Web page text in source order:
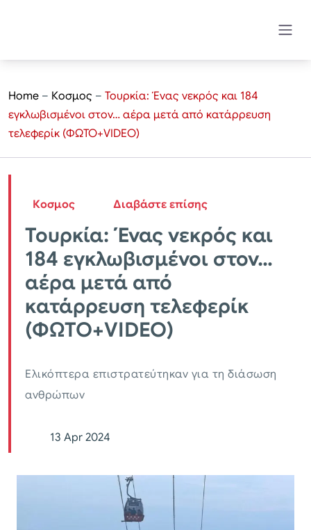
Home – Κοσμος – Τουρκία: Ένας νεκρός και 184
εγκλωβισμένοι στον… αέρα μετά από κατάρρευση
τελεφερίκ (ΦΩΤΟ+VIDEO)
Κοσμος Διαβάστε επίσης
Τουρκία: Ένας νεκρός και
184 εγκλωβισμένοι στον…
αέρα μετά από
κατάρρευση τελεφερίκ
(ΦΩΤΟ+VIDEO)
Ελικόπτερα επιστρατεύτηκαν για τη διάσωση
ανθρώπων
13 Apr 2024